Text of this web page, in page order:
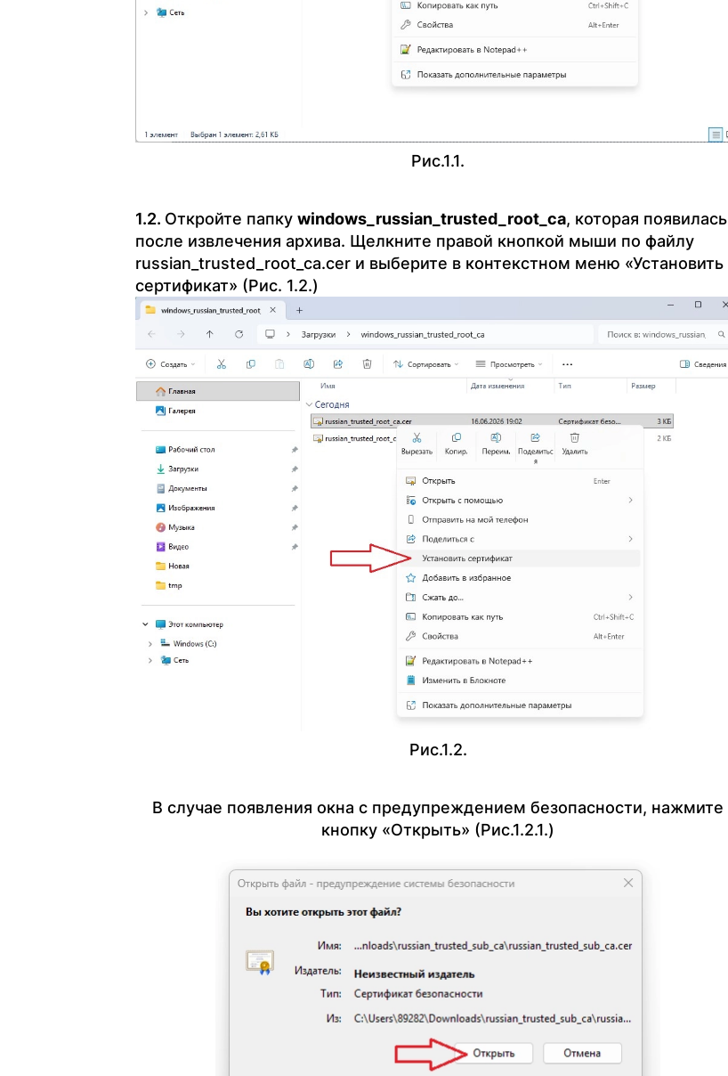
Рис.1.1.
Откройте папку windows_russian_trusted_root_ca, которая появилась
после извлечения архива. Щелкните правой кнопкой мыши по файлу
russian_trusted_root_ca.cer и выберите в контекстном меню «Установить
сертификат» (Рис. 1.2.)
Рис.1.2.
В случае появления окна с предупреждением безопасности, нажмите
кнопку «Открыть» (Рис.1.2.1.)